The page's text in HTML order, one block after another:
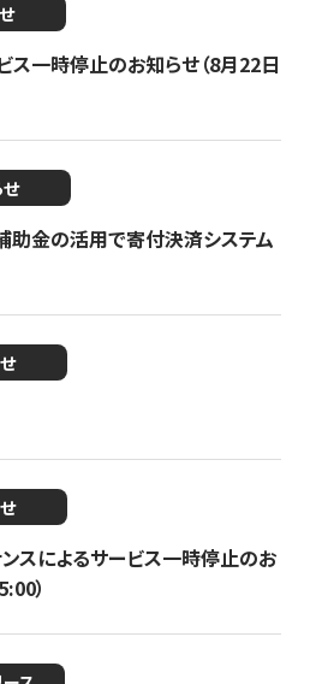
ス一時停止のお知らせ（8月22日
助金の活用で寄付決済システム
ンスによるサービス一時停止のお
）